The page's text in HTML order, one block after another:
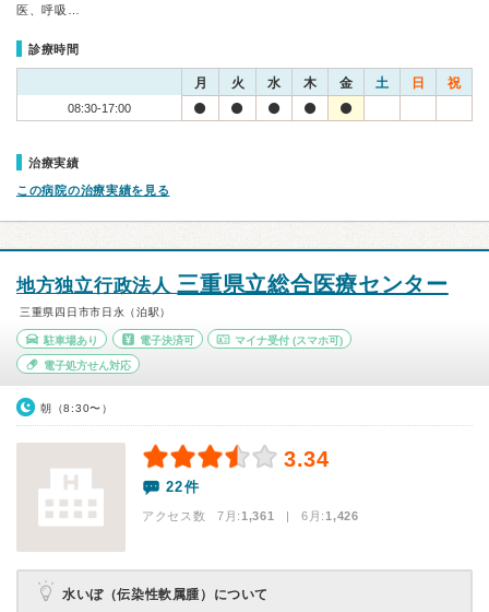
医、呼吸…
診療時間
月 火 水 木 金 土 日 祝
08:30-17:00
治療実績
この病院の治療実績を見る
地方独立行政法人三重県立総合医療センター
三重県四日市市日永（泊駅）
駐車場あり 電子決済可 マイナ受付 (スマホ可)
電子処方せん対応
朝（8:30〜）
3.34
22件
アクセス数 7月:1,361 | 6月:1,426
水いぼ（伝染性軟属腫）について